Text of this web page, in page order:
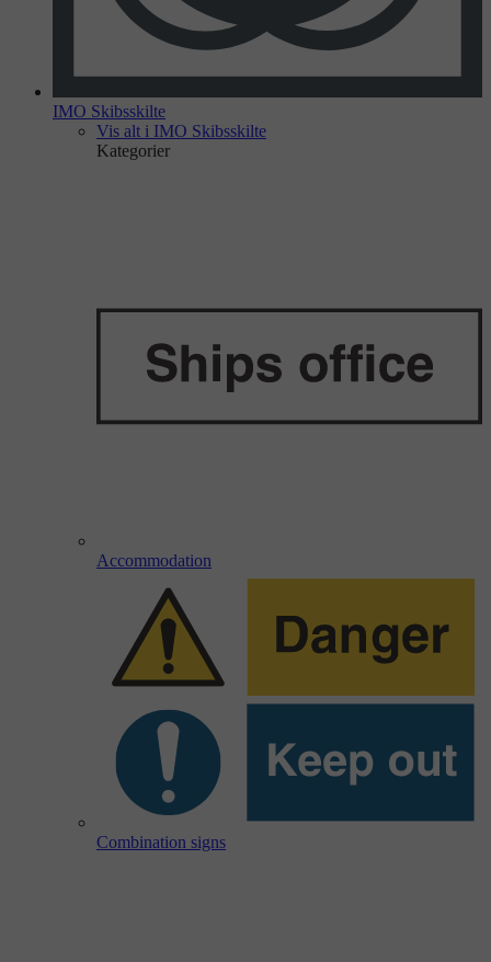
IMO Skibsskilte
Vis alt i IMO Skibsskilte
Kategorier
Accommodation
Combination signs